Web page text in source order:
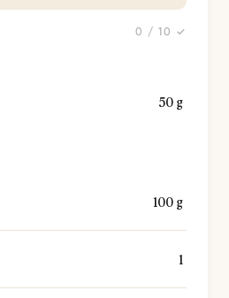
0 / 10 ✓
50 g
100 g
1